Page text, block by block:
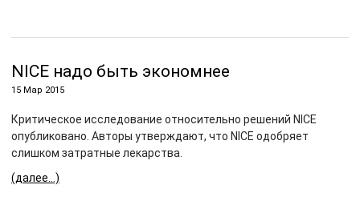
NICE надо быть экономнее
15 Мар 2015
Критическое исследование относительно решений NICE
опубликовано. Авторы утверждают, что NICE одобряет
слишком затратные лекарства.
(далее…)